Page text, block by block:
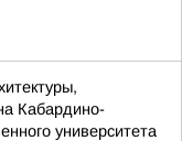
Кабардино-
университета